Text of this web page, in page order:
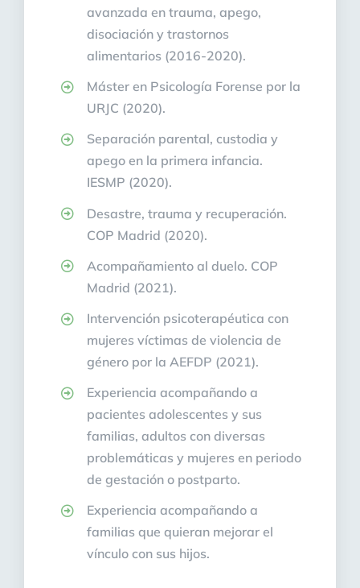
avanzada en trauma, apego,
disociación y trastornos
alimentarios (2016-2020).
Máster en Psicología Forense por la
URJC (2020).
Separación parental, custodia y
apego en la primera infancia.
IESMP (2020).
Desastre, trauma y recuperación.
COP Madrid (2020).
Acompañamiento al duelo. COP
Madrid (2021).
Intervención psicoterapéutica con
mujeres víctimas de violencia de
género por laAEFDP (2021).
Experiencia acompañando a
pacientes adolescentes y sus
familias, adultos condiversas
problemáticas y mujeres en periodo
de gestación o postparto.
Experiencia acompañando a
familias que quieran mejorar el
vínculo con sus hijos.